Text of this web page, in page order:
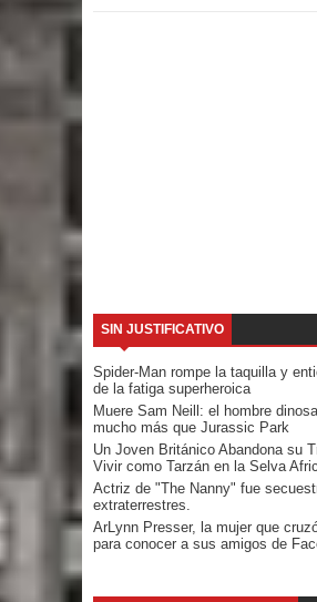
SIN JUSTIFICATIVO
Spider-Man rompe la taquilla y
de la fatiga superheroica
Muere Sam Neill: el hombre
mucho más que Jurassic Park
Un Joven Británico Abandona su
Vivir como Tarzán en la Selva
Actriz de "The Nanny" fue
extraterrestres.
ArLynn Presser, la mujer que
para conocer a sus amigos de